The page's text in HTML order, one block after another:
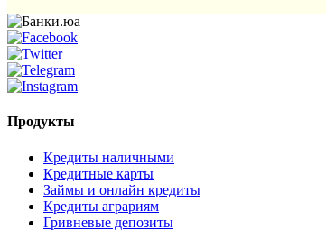
Продукты
Кредиты наличными
Кредитные карты
Займы и онлайн кредиты
Кредиты аграриям
Гривневые депозиты